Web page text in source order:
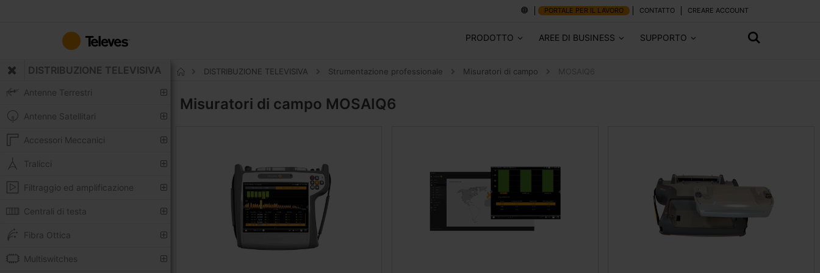
contenuto
PORTALE PER IL LAVORO CONTATTO CREARE ACCOUNT
PRODOTTO AREE DI BUSINESS SUPPORTO
DISTRIBUZIONE TELEVISIVA
Antenne Terrestri
Antenne Satellitari
Accessori Meccanici
Tralicci
Filtraggio ed amplificazione
Centrali di testa
Fibra Ottica
Multiswitches
DISTRIBUZIONE TELEVISIVA Strumentazione professionale Misuratori di campo
Misuratori di campo MOSAIQ6